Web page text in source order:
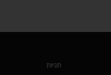
תגיות